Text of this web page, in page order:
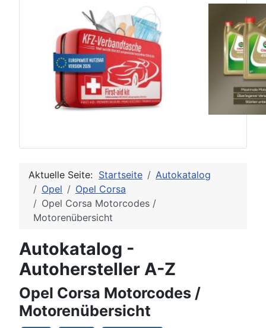
Aktuelle Seite: Startseite
Autokatalog
Opel
Opel Corsa
Opel Corsa Motorcodes /
Motorenübersicht
Autokatalog -
Autohersteller A-Z
Opel Corsa Motorcodes /
Motorenübersicht